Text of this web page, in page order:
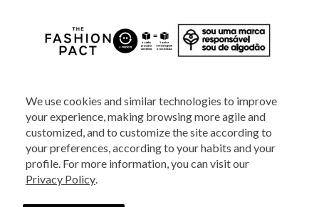
We use cookies and similar technologies to improve
your experience, making browsing more agile and
customized, and to customize the site according to
your preferences, according to your habits and your
profile. For more information, you can visit our
Privacy Policy.
2025 - Veste S.A Estilo. Todos os direitos reservados - A loja Estoque reserva-
se no direito de corrigir ou alterar informações como: preços, promoções e
880 5520.Horário de Atendimento: